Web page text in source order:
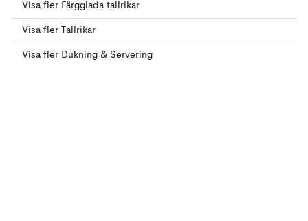
Visa fler Färgglada tallrikar
Visa fler Tallrikar
Visa fler Dukning & Servering